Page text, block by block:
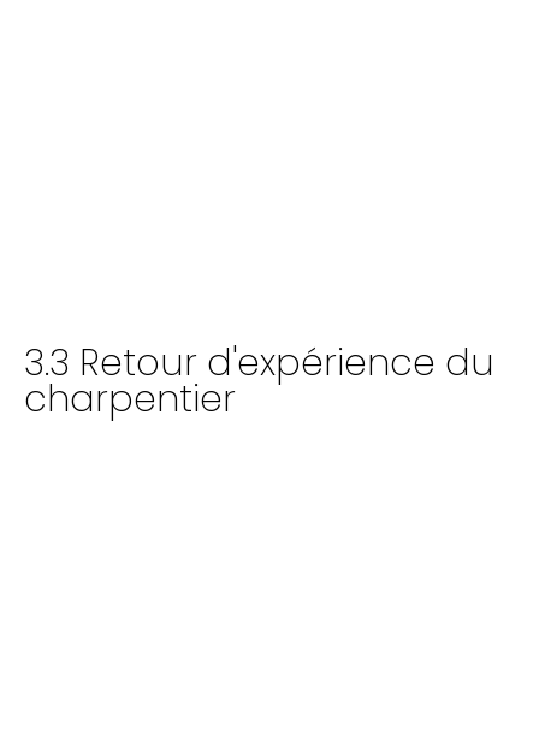
3.3 Retour d'expérience du
charpentier